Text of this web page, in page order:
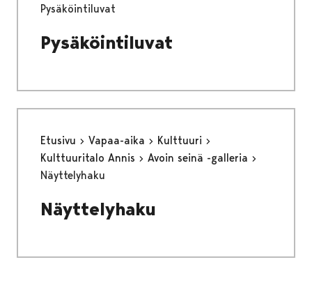
Pysäköintiluvat
Pysäköintiluvat
Etusivu Vapaa-aika
Kulttuuri
Kulttuuritalo Annis
Avoin seinä -galleria
Näyttelyhaku
Näyttelyhaku